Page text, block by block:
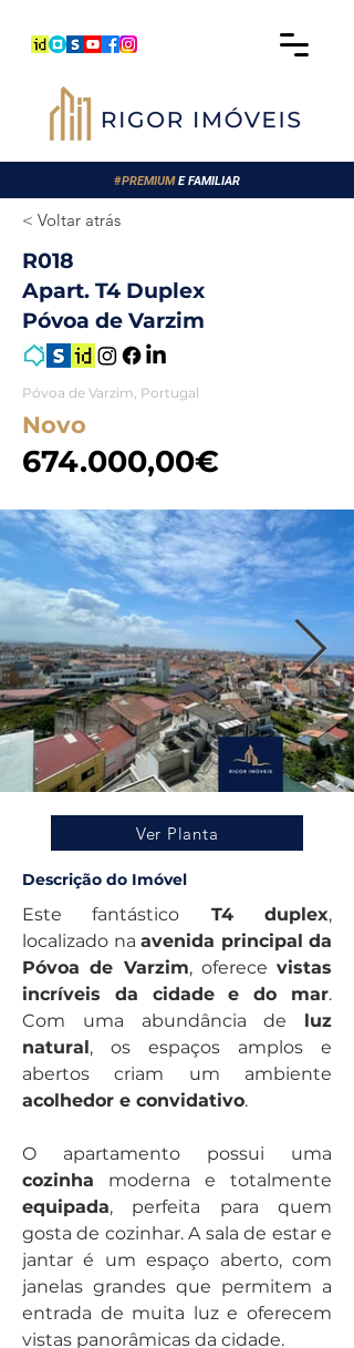
#PREMIUME FAMILIAR
< Voltar atrás
R018
Apart. T4 Duplex
Póvoa de Varzim
Póvoa de Varzim, Portugal
Novo
674.000,00€
Ver Planta
Descrição do Imóvel
Este fantástico T4 duplex,
localizado na avenida principal da
Póvoa de Varzim, oferece vistas
incríveis da cidade e do mar.
Com uma abundância de luz
natural, os espaços amplos e
acolhedor e convidativo.
cozinha
equipada, perfeita para quem
gosta de cozinhar. A sala de estar e
jantar é um espaço aberto, com
janelas grandes que permitem a
entrada de muita luz e oferecem
vistas panorâmicas da cidade.